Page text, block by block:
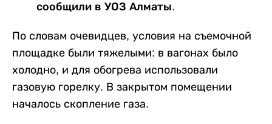
сообщили в УОЗ Алматы.
По словам очевидцев, условия на съемочной
площадке были тяжелыми: в вагонах было
холодно, и для обогрева использовали
газовую горелку. В закрытом помещении
началось скопление газа.